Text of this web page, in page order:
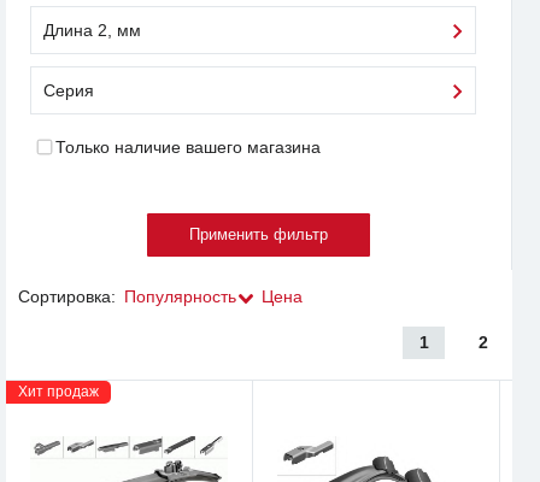
Длина 2, мм
Серия
Только наличие вашего магазина
Сортировка: Популярность Цена
1 2
Хит продаж